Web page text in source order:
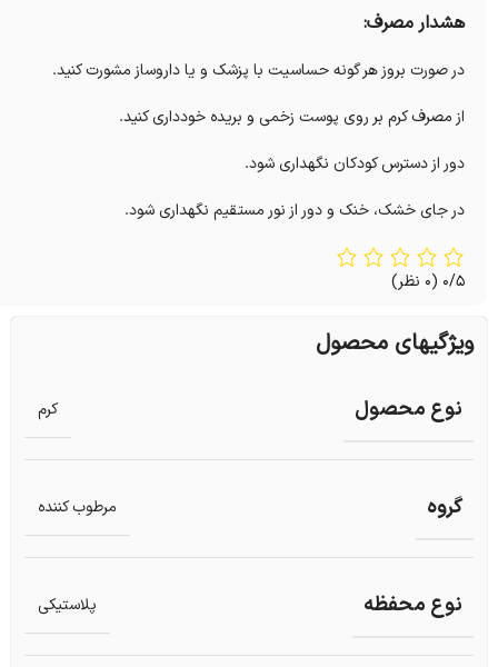
هشدار مصرف:
در صورت بروز هر گونه حساسیت با پزشک و یا داروساز مشورت کنید.
از مصرف کرم بر روی پوست زخمی و بریده خودداری کنید.
دور از دسترس کودکان نگهداری شود.
در جای خشک، خنک و دور از نور مستقیم نگهداری شود.
0/5 (0 نظر)
ویژگیهای محصول
نوع محصول کرم
گروه مرطوب کننده
نوع محفظه پلاستیکی